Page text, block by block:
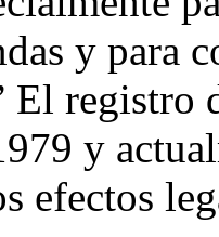
y para
registro
y
efectos